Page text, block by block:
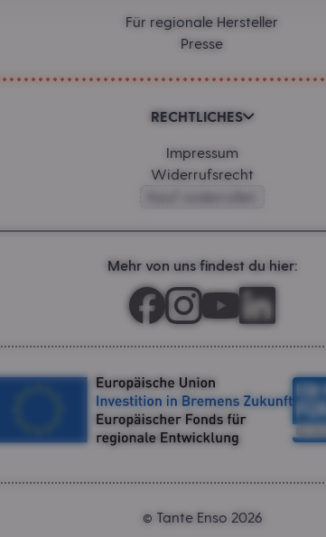
Für regionale Hersteller
Presse
RECHTLICHES
Impressum
Widerrufsrecht
Mehr von uns findest du hier:
© Tante Enso 2026